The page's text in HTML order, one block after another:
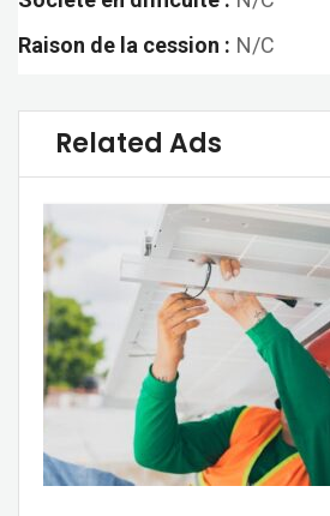
Raison de la cession : N/C
Related Ads